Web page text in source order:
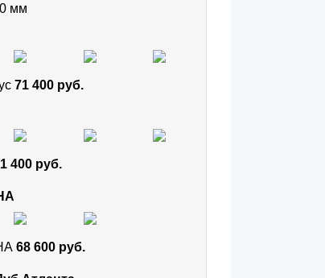
мм
71 400 руб.
400 руб.
68 600 руб.